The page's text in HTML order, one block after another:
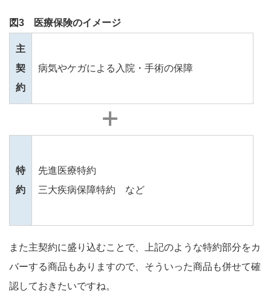
図3 医療保険のイメージ
主
契
約
病気やケガによる入院・手術の保障
特
約
先進医療特約
三大疾病保障特約 など
また主契約に盛り込むことで、上記のような特約部分をカ
バーする商品もありますので、そういった商品も併せて確
認しておきたいですね。